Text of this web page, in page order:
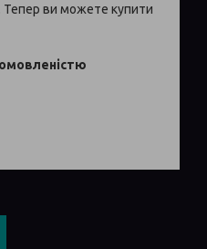
Тепер ви можете купити